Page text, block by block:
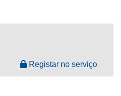
Registar no serviço